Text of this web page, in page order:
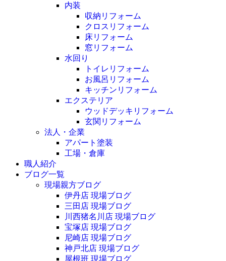
内装
収納リフォーム
クロスリフォーム
床リフォーム
窓リフォーム
水回り
トイレリフォーム
お風呂リフォーム
キッチンリフォーム
エクステリア
ウッドデッキリフォーム
玄関リフォーム
法人・企業
アパート塗装
工場・倉庫
職人紹介
ブログ一覧
現場親方ブログ
伊丹店 現場ブログ
三田店 現場ブログ
川西猪名川店 現場ブログ
宝塚店 現場ブログ
尼崎店 現場ブログ
神戸北店 現場ブログ
屋根班 現場ブログ